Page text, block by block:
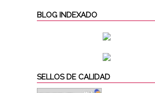
BLOG INDEXADO
SELLOS DE CALIDAD